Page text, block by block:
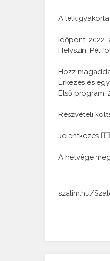
A
Időpont: 2022.
Helyszín:
Hozz
Érkezés és
Első program:
Részvételi
Jelentkezés
A hétvége
szalim.hu/